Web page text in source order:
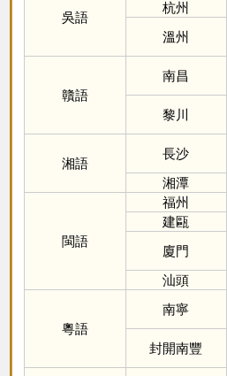
吳語
杭州
溫州
贛語
南昌
黎川
湘語
長沙
湘潭
閩語
福州
建甌
廈門
汕頭
粵語
南寧
封開南豐